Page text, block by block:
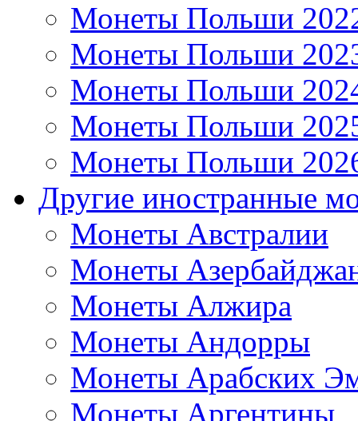
Монеты Польши
Монеты Польши
Монеты Польши
Монеты Польши
Монеты Польши
Другие иностранные
Монеты Австралии
Монеты
Монеты Алжира
Монеты Андорры
Монеты Арабских
Монеты Аргентины